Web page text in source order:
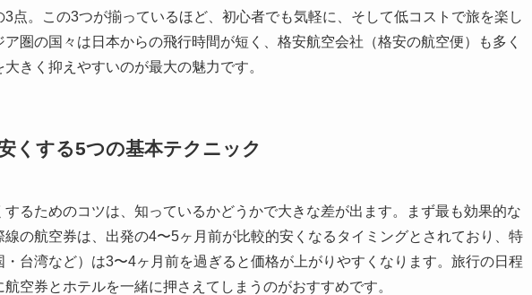
点。この3つが揃っているほど、初心者でも気軽に、そして低コストで旅を楽し
圏の国々は日本からの飛行時間が短く、格安航空会社（格安の航空便）も多く
きく抑えやすいのが最大の魅力です。
くする5つの基本テクニック
るためのコツは、知っているかどうかで大きな差が出ます。まず最も効果的な
の航空券は、出発の4〜5ヶ月前が比較的安くなるタイミングとされており、特
台湾など）は3〜4ヶ月前を過ぎると価格が上がりやすくなります。旅行の日程
空券とホテルを一緒に押さえてしまうのがおすすめです。